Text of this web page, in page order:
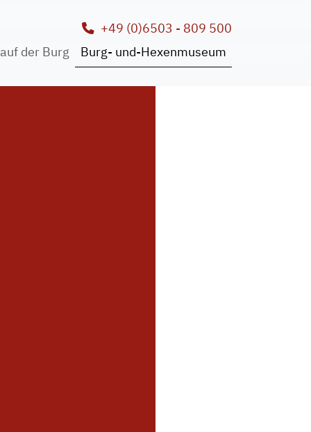
+49 (0)6503 - 809 500
der Burg Burg- und-Hexenmuseum